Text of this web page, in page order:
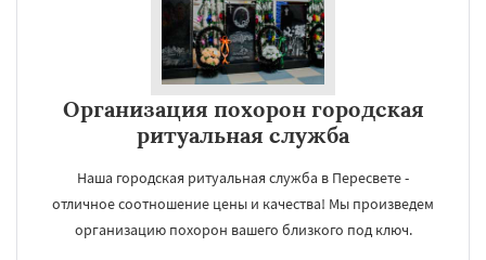
Организация похорон городская
ритуальная служба
Наша городская ритуальная служба в Пересвете -
отличное соотношение цены и качества! Мы произведем
организацию похорон вашего близкого под ключ.